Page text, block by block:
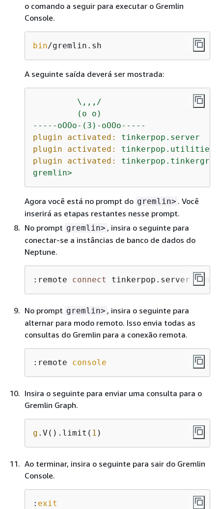
o comando a seguir para executar o Gremlin
Console.
bin/gremlin.sh
A seguinte saída deverá ser mostrada:
\,,,/
(o
o)
-----oOOo-(3)-oOOo-----
plugin activated:
tinkerpop.server
plugin activated:
tinkerpop.utilities
plugin activated:
gremlin>
Agora você está no prompt do gremlin> . Você
inserirá as etapas restantes nesse prompt.
No prompt gremlin> , insira o seguinte para
conectar-se a instâncias de banco de dados do
Neptune.
:remote connect tinkerpop.server conf/
No prompt gremlin> , insira o seguinte para
alternar para modo remoto. Isso envia todas as
consultas do Gremlin para a conexão remota.
:remote console
Insira o seguinte para enviar uma consulta para o
Gremlin Graph.
g .V().limit( 1 )
Ao terminar, insira o seguinte para sair do Gremlin
Console.
: exit